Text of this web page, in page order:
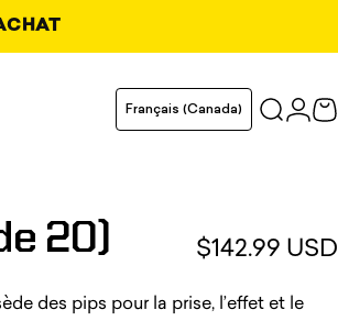
Langue
Français (Canada)
20) $142.99 USD
des pips pour la prise, l’effet et le